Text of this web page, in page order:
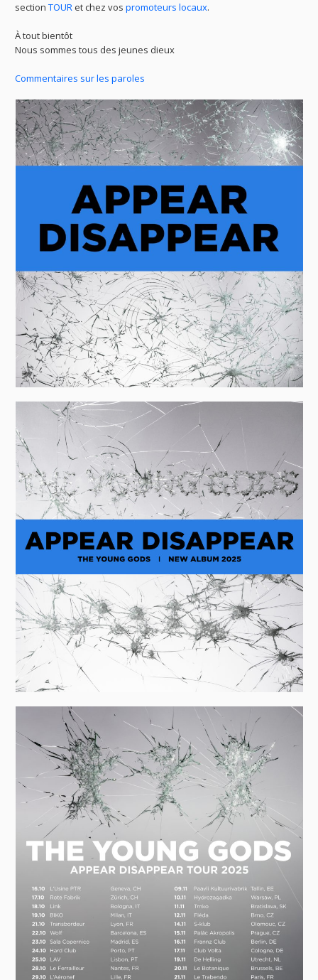
sectionTOURet chez vospromoteurs locaux.
À tout bientôt
Nous sommes tous des jeunes dieux
Commentaires sur les paroles